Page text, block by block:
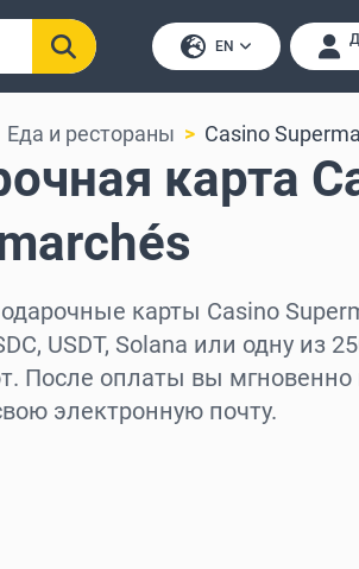
EN
Еда и рестораны Casino
карта
карты Casino
USDT, Solana или одну из
После оплаты вы мгновенно
электронную почту.